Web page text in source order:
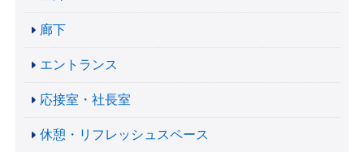
廊下
エントランス
応接室・社長室
休憩・リフレッシュスペース